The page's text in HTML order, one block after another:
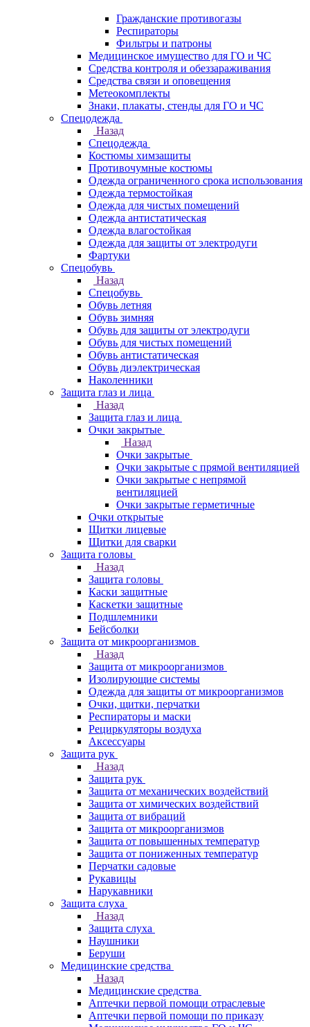
Гражданские противогазы
Респираторы
Фильтры и патроны
Медицинское имущество для ГО и ЧС
Средства контроля и обеззараживания
Средства связи и оповещения
Метеокомплекты
Знаки, плакаты, стенды для ГО и ЧС
Спецодежда
Назад
Спецодежда
Костюмы химзащиты
Противочумные костюмы
Одежда ограниченного срока использования
Одежда термостойкая
Одежда для чистых помещений
Одежда антистатическая
Одежда влагостойкая
Одежда для защиты от электродуги
Фартуки
Спецобувь
Назад
Спецобувь
Обувь летняя
Обувь зимняя
Обувь для защиты от электродуги
Обувь для чистых помещений
Обувь антистатическая
Обувь диэлектрическая
Наколенники
Защита глаз и лица
Назад
Защита глаз и лица
Очки закрытые
Назад
Очки закрытые
Очки закрытые с прямой вентиляцией
Очки закрытые с непрямой
вентиляцией
Очки закрытые герметичные
Очки открытые
Щитки лицевые
Щитки для сварки
Защита головы
Назад
Защита головы
Каски защитные
Каскетки защитные
Подшлемники
Бейсболки
Защита от микроорганизмов
Назад
Защита от микроорганизмов
Изолирующие системы
Одежда для защиты от микроорганизмов
Очки, щитки, перчатки
Респираторы и маски
Рециркуляторы воздуха
Аксессуары
Защита рук
Назад
Защита рук
Защита от механических воздействий
Защита от химических воздействий
Защита от вибраций
Защита от микроорганизмов
Защита от повышенных температур
Защита от пониженных температур
Перчатки садовые
Рукавицы
Нарукавники
Защита слуха
Назад
Защита слуха
Наушники
Беруши
Медицинские средства
Назад
Медицинские средства
Аптечки первой помощи отраслевые
Аптечки первой помощи по приказу